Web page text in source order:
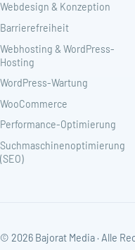
Webdesign & Konzeption
Barrierefreiheit
Webhosting & WordPress-
Hosting
WordPress-Wartung
WooCommerce
Performance-Optimierung
Suchmaschinenoptimierung
(SEO)
© 2026 Bajorat Media · Alle